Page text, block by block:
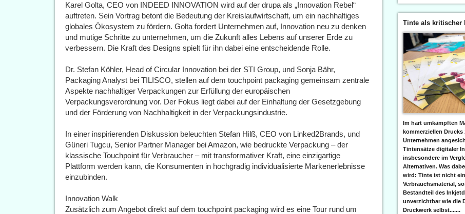
Karel Golta, CEO von INDEED INNOVATION wird auf der drupa als „Innovation Rebel“
auftreten. Sein Vortrag betont die Bedeutung der Kreislaufwirtschaft, um ein nachhaltiges
globales Ökosystem zu fördern. Golta fordert Unternehmen auf, Innovation neu zu denken
und mutige Schritte zu unternehmen, um die Zukunft alles Lebens auf unserer Erde zu
verbessern. Die Kraft des Designs spielt für ihn dabei eine entscheidende Rolle.
Dr. Stefan Köhler, Head of Circular Innovation bei der STI Group, und Sonja Bähr,
Packaging Analyst bei TILISCO, stellen auf dem touchpoint packaging gemeinsam zentrale
Aspekte nachhaltiger Verpackungen zur Erfüllung der europäischen
Verpackungsverordnung vor. Der Fokus liegt dabei auf der Einhaltung der Gesetzgebung
und der Förderung von Nachhaltigkeit in der Verpackungsindustrie.
In einer inspirierenden Diskussion beleuchten Stefan Hilß, CEO von Linked2Brands, und
Güneri Tugcu, Senior Partner Manager bei Amazon, wie bedruckte Verpackung – der
klassische Touchpoint für Verbraucher – mit transformativer Kraft, eine einzigartige
Plattform werden kann, die Konsumenten in hochgradig individualisierte Markenerlebnisse
einzubinden.
Innovation Walk
Zusätzlich zum Angebot direkt auf dem touchpoint packaging wird es eine Tour rund um
Tinte als kritischer
Im hart umkämpften
kommerziellen Drucks
Unternehmen
Tintensätze digitaler
insbesondere im
Alternativen. Was
wird: Tinte ist nicht
Verbrauchsmaterial,
Bestandteil des
unverzichtbar wie die
Druckwerk selbst.......